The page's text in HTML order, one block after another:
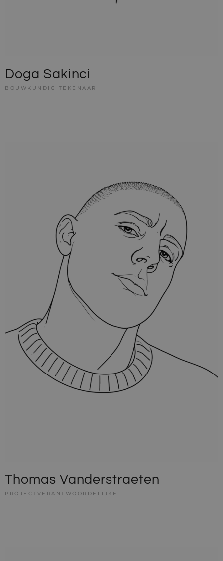
Doga Sakinci
BOUWKUNDIG TEKENAAR
Thomas Vanderstraeten
PROJECTVERANTWOORDELIJKE